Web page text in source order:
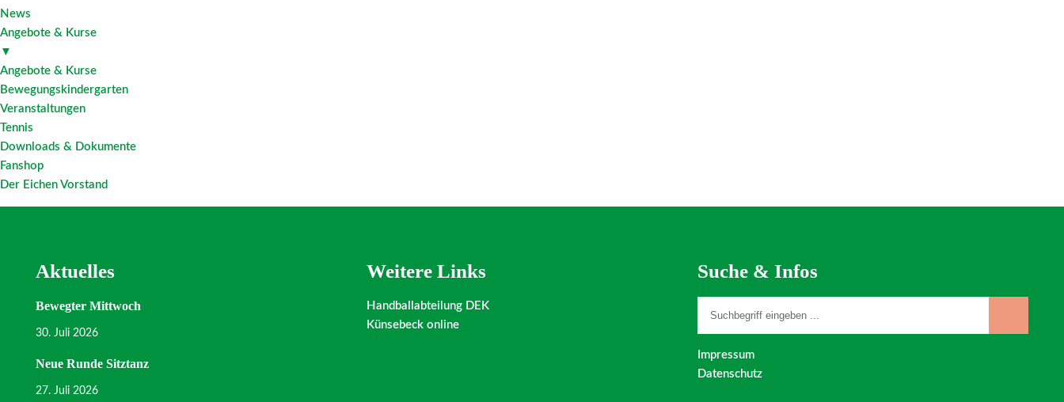
News
Angebote & Kurse
▼
Angebote & Kurse
Bewegungskindergarten
Veranstaltungen
Tennis
Downloads & Dokumente
Fanshop
Der Eichen Vorstand
Aktuelles
Bewegter Mittwoch
30. Juli 2026
Neue Runde Sitztanz
27. Juli 2026
Weitere Links
Handballabteilung DEK
Künsebeck online
Suche & Infos
Impressum
Datenschutz